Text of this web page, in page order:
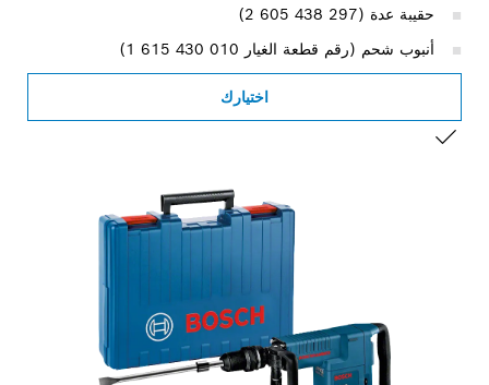
حقيبة عدة (‎2 605 438 297)
أنبوب شحم (رقم قطعة الغيار ‎1 615 430 010)
اختيارك